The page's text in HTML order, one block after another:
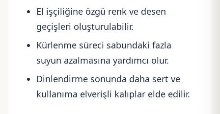
El işçiliğine özgü renk ve desen
geçişleri oluşturulabilir.
Kürlenme süreci sabundaki fazla
suyun azalmasına yardımcı olur.
Dinlendirme sonunda daha sert ve
kullanıma elverişli kalıplar elde edilir.